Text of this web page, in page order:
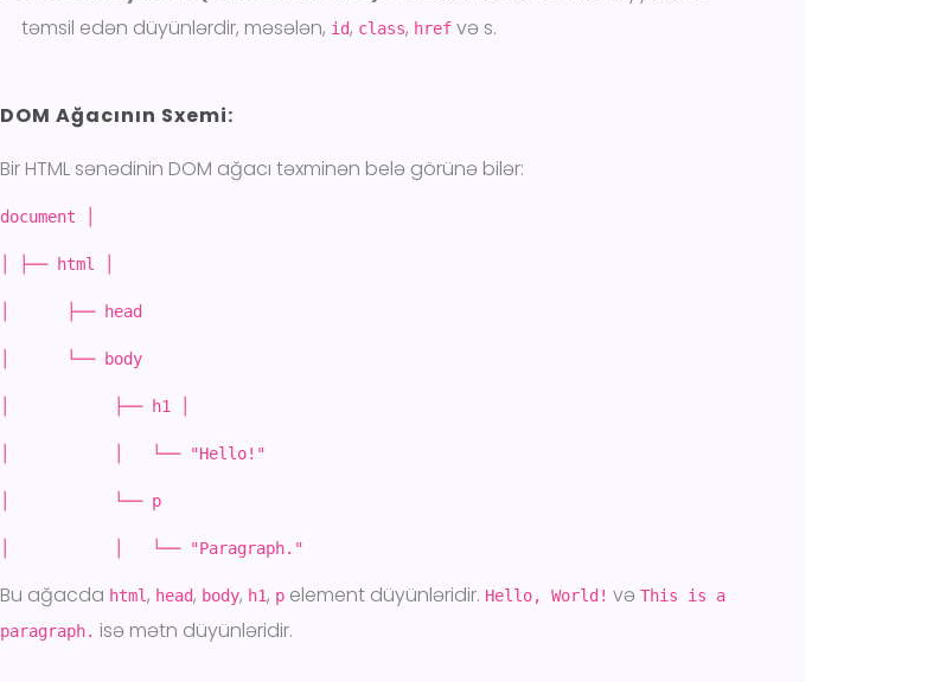
təmsil edən düyünlərdir, məsələn, id, class, href və s.
DOM Ağacının Sxemi:
Bir HTML sənədinin DOM ağacı təxminən belə görünə bilər:
document │
│ ├── html │
│ ├── head
│ └── body
│ ├── h1 │
│ │ └── "Hello!"
│ └── p
│ │ └── "Paragraph."
Bu ağacda html, head, body, h1, p element düyünləridir. Hello, World! və This is a
paragraph. isə mətn düyünləridir.